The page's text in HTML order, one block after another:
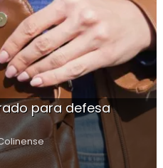
para defesa